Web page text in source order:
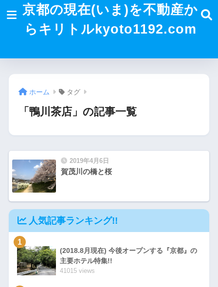
京都の現在(いま)を不動産か
らキリトルkyoto1192.com
ホーム タグ
「鴨川茶店」の記事一覧
2019年4月6日
賀茂川の橋と桜
人気記事ランキング!!
1
(2018.8月現在) 今後オープンする『京都』の
主要ホテル特集!!
41015 views